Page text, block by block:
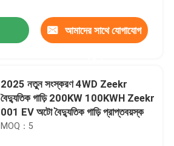
আমাদের সাথে যোগাযোগ
2025 নতুন সংস্করণ 4WD Zeekr
বৈদ্যুতিক গাড়ি 200KW 100KWH Zeekr
001 EV অটো বৈদ্যুতিক গাড়ি প্রাপ্তবয়স্ক
MOQ：5